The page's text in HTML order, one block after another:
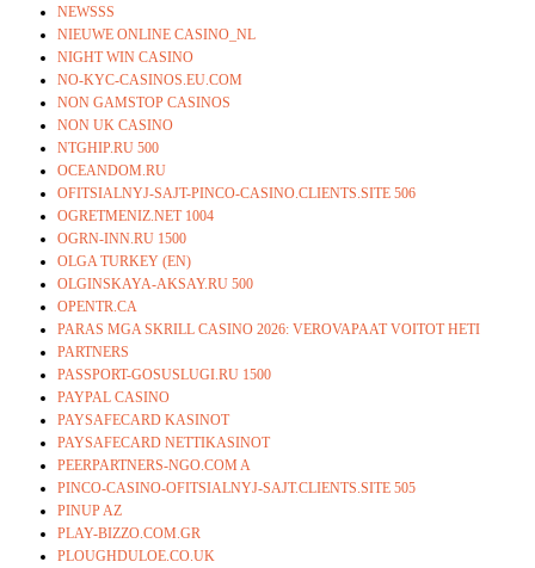
NEWSSS
NIEUWE ONLINE CASINO_NL
NIGHT WIN CASINO
NO-KYC-CASINOS.EU.COM
NON GAMSTOP CASINOS
NON UK CASINO
NTGHIP.RU 500
OCEANDOM.RU
OFITSIALNYJ-SAJT-PINCO-CASINO.CLIENTS.SITE 506
OGRETMENIZ.NET 1004
OGRN-INN.RU 1500
OLGA TURKEY (EN)
OLGINSKAYA-AKSAY.RU 500
OPENTR.CA
PARAS MGA SKRILL CASINO 2026: VEROVAPAAT VOITOT HETI
PARTNERS
PASSPORT-GOSUSLUGI.RU 1500
PAYPAL CASINO
PAYSAFECARD KASINOT
PAYSAFECARD NETTIKASINOT
PEERPARTNERS-NGO.COM A
PINCO-CASINO-OFITSIALNYJ-SAJT.CLIENTS.SITE 505
PINUP AZ
PLAY-BIZZO.COM.GR
PLOUGHDULOE.CO.UK